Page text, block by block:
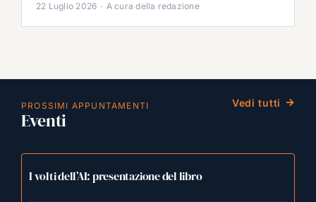
22 Luglio 2026 · A cura della redazione
PROSSIMI APPUNTAMENTI
Eventi
Vedi tutti
I volti dell’AI: presentazione del libro